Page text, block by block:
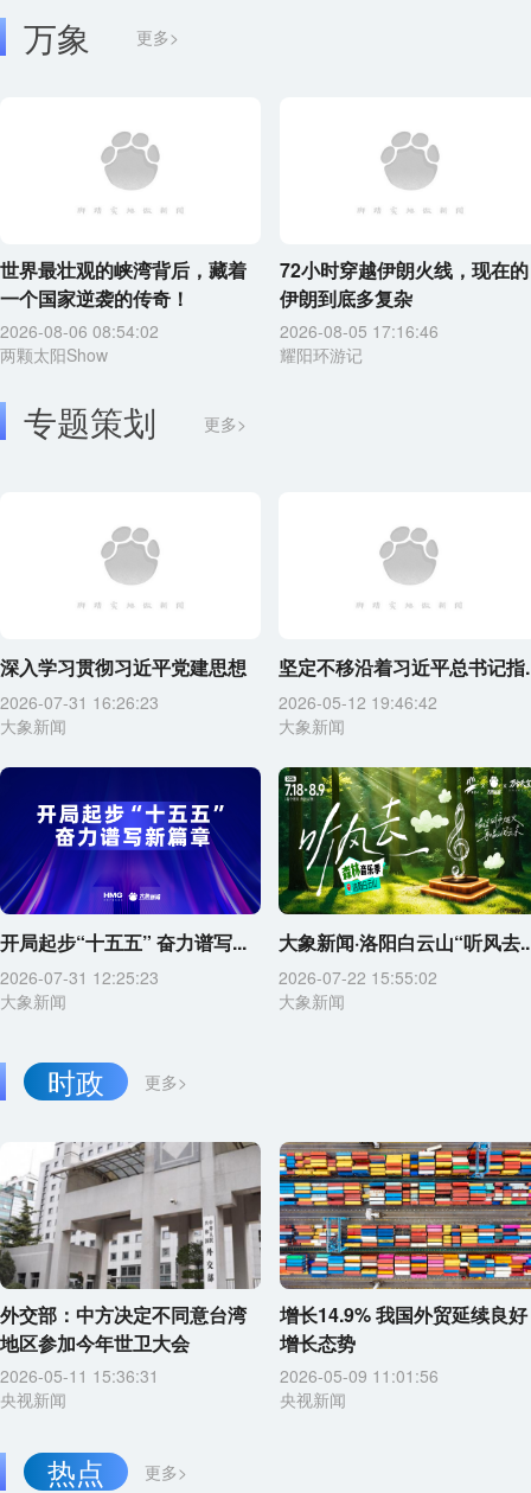
更多>
万象
世界最壮观的峡湾背后，藏着
一个国家逆袭的传奇！
2026-08-06 08:54:02
两颗太阳Show
72小时穿越伊朗火线，现在的
伊朗到底多复杂
2026-08-05 17:16:46
耀阳环游记
专题策划 更多>
深入学习贯彻习近平党建思想
2026-07-31 16:26:23
大象新闻
坚定不移沿着习近平总书记指
2026-05-12 19:46:42
大象新闻
开局起步“十五五” 奋力谱写...
2026-07-31 12:25:23
大象新闻
大象新闻·洛阳白云山“听风去
2026-07-22 15:55:02
大象新闻
更多>
时政
外交部：中方决定不同意台湾
地区参加今年世卫大会
2026-05-11 15:36:31
央视新闻
增长14.9% 我国外贸延续良好
增长态势
2026-05-09 11:01:56
央视新闻
更多>
热点